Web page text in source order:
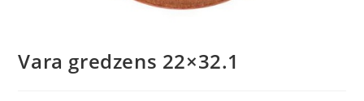
Vara gredzens 22×32.1